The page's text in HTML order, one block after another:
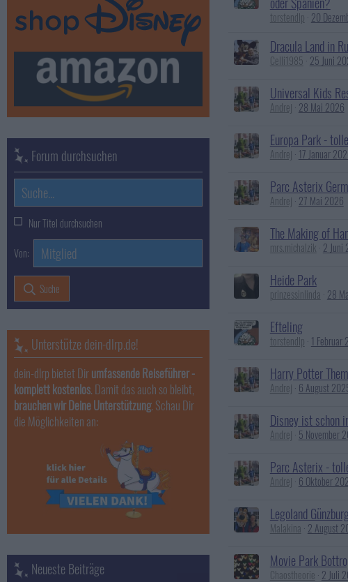
torstendlp 20
Dracula Land in
Celli1985 25 Juni
Universal Kids
Andrej 28 Mai 2026
Europa Park -
Andrej 17 Januar
Parc Asterix
Andrej 27 Mai 2026
The Making of
mrs.michalzik 2 Juni
Heide Park
prinzessinlinda 28
Efteling
torstendlp 1 Februar
Harry Potter
Andrej 6 August
Disney ist schon
Andrej 5 November
Parc Asterix -
Andrej 6 Oktober
Legoland
Malakina 2 August
Movie Park
Chaostheorie 2 Juli
Forum durchsuchen
Nur Titel durchsuchen
Von:
Suche
Unterstütze dein-dlrp.de!
dein-dlrp bietet Dirumfassende Reiseführer -
komplett kostenlos. Damit das auch so bleibt,
brauchen wir Deine Unterstützung. Schau Dir
die Möglichkeiten an:
Neueste Beiträge